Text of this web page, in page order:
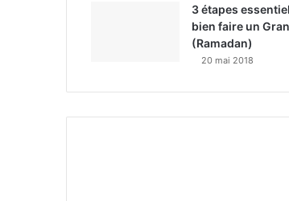
3 étapes
bien faire un
(Ramadan)
20 mai 2018